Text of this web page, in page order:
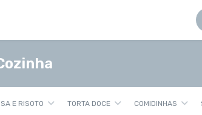
E RISOTO TORTA DOCE COMIDINHAS